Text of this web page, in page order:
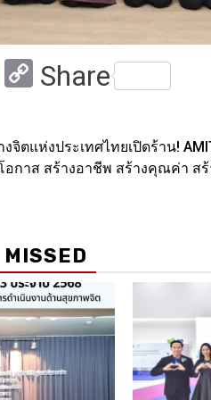
LineCopy
Share
จิตแห่งประเทศไทยเปิดร้าน!
อกาส สร้างอาชีพ สร้างคุณค่า สร้
MISSED